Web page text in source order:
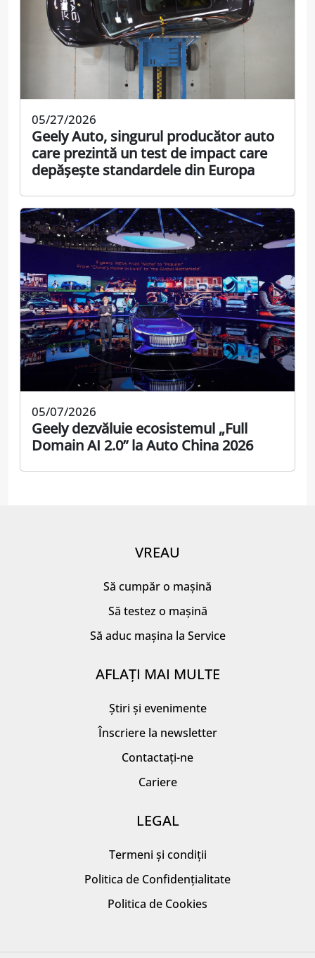
05/27/2026
Geely Auto, singurul producător auto
care prezintă un test de impact care
depășește standardele din Europa
05/07/2026
Geely dezvăluie ecosistemul „Full
Domain AI 2.0” la Auto China 2026
VREAU
Să cumpăr o mașină
Să testez o mașină
Să aduc mașina la Service
AFLAȚI MAI MULTE
Știri și evenimente
Înscriere la newsletter
Contactați-ne
Cariere
LEGAL
Termeni și condiții
Politica de Confidențialitate
Politica de Cookies